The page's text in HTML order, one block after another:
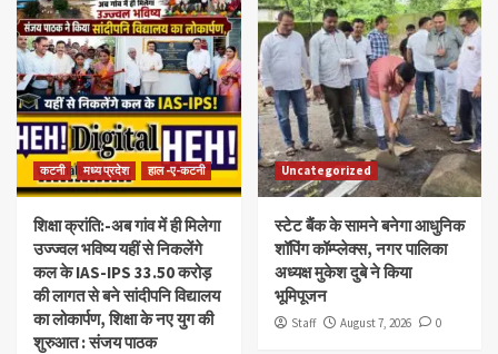
कटनी मध्य प्रदेश हाल -ए-कटनी
शिक्षा क्रांति:-अब गांव में ही मिलेगा
उज्ज्वल भविष्य यहीं से निकलेंगे
कल के IAS-IPS 33.50 करोड़
की लागत से बने सांदीपनि विद्यालय
का लोकार्पण, शिक्षा के नए युग की
शुरुआत : संजय पाठक
Uncategorized
स्टेट बैंक के सामने बनेगा आधुनिक
शॉपिंग कॉम्प्लेक्स, नगर पालिका
अध्यक्ष मुकेश दुबे ने किया
भूमिपूजन
Staff August 7, 2026 0